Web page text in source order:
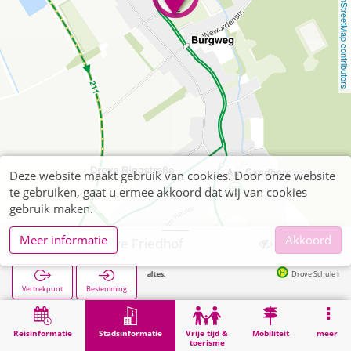
OpenStreetMap contributors
Reisinformatie Stadsinformatie
Vrije tijd &
toerisme
Mobiliteit meer
Kreuzau, Drove Friedhof
Vertrekpunt Bestemming
Volgende haltes: Drove Schule in 92m
Stadsinformatie Begraafplaatsen Kreuzau, Drove Friedhof
Deze website maakt gebruik van cookies. Door onze website
te gebruiken, gaat u ermee akkoord dat wij van cookies
gebruik maken.
Meer informatie
Akkoord